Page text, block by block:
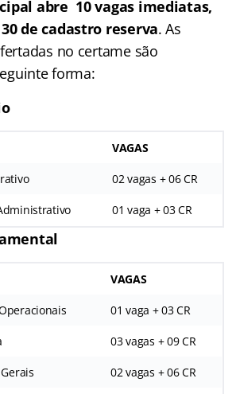
abre 10 vagas imediatas,
de cadastro reserva. As
no certame são
forma:
VAGAS
02 vagas + 06 CR
01 vaga + 03 CR
VAGAS
01 vaga + 03 CR
03 vagas + 09 CR
02 vagas + 06 CR